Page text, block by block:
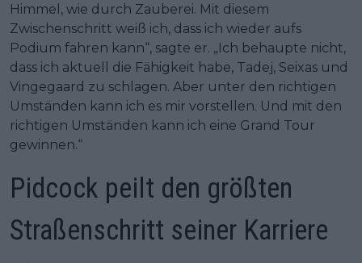
Himmel, wie durch Zauberei. Mit diesem
Zwischenschritt weiß ich, dass ich wieder aufs
Podium fahren kann“, sagte er. „Ich behaupte nicht,
dass ich aktuell die Fähigkeit habe, Tadej, Seixas und
Vingegaard zu schlagen. Aber unter den richtigen
Umständen kann ich es mir vorstellen. Und mit den
richtigen Umständen kann ich eine Grand Tour
gewinnen.“
Pidcock peilt den größten
Straßenschritt seiner Karriere